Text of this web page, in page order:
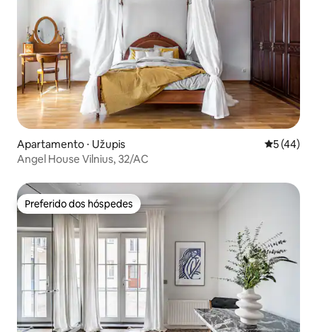
Apartamento ⋅ Užupis 5 de uma
5 (44)
Angel House Vilnius, 32/AC
Preferido dos hóspedes
Preferido dos hóspedes